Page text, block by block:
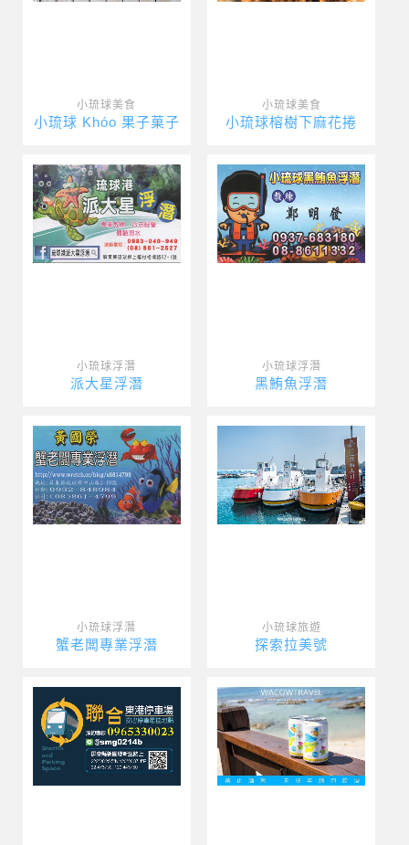
小琉球美食
小琉球 Khóo 果子菓子
小琉球美食
小琉球榕樹下麻花捲
小琉球浮潛
派大星浮潛
小琉球浮潛
黑鮪魚浮潛
小琉球浮潛
蟹老闆專業浮潛
小琉球旅遊
探索拉美號